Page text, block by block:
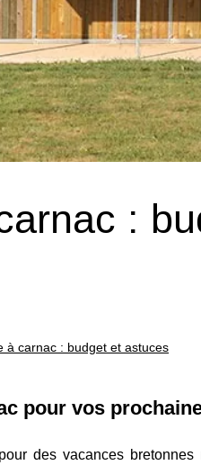
:
à carnac : budget et astuces
pour vos
des vacances